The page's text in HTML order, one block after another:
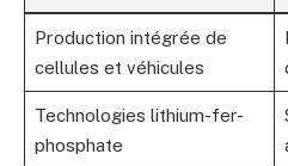
Production intégrée de
cellules et véhicules
Technologies lithium-fer-
phosphate